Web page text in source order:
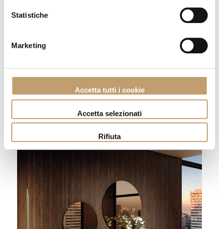
Statistiche
Marketing
Accetta tutti i cookie
Accetta selezionati
Rifiuta